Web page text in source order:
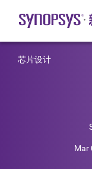
芯片设计
Mar